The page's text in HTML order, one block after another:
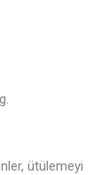
ütülemeyi